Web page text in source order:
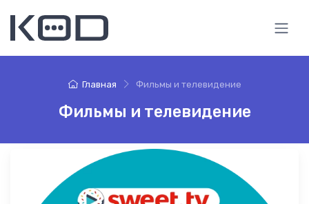
Главная Фильмы и телевидение
Фильмы и телевидение